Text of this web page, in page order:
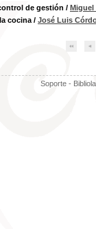
de gestión / Miguel
cocina / José Luis
Soporte -